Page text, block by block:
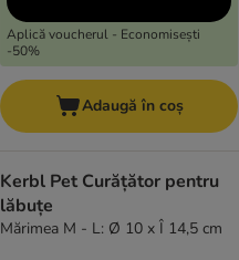
Aplică voucherul - Economisești
-50%
Adaugă în coș
Kerbl Pet Curățător pentru
lăbuțe
Mărimea M - L: Ø 10 x Î 14,5 cm